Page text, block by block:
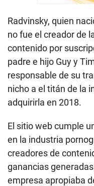
Radvinsky, quien
no fue el creador de
contenido por
padre e hijo Guy y
responsable de su
nicho a el titán de la
adquirirla en 2018.
El sitio web cumple
en la industria
creadores de
ganancias
empresa apropiaba